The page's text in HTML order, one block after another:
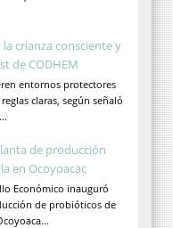
crianza consciente y
de CODHEM
entornos protectores
claras, según señaló
de producción
en Ocoyoacac
Económico inauguró
de probióticos de